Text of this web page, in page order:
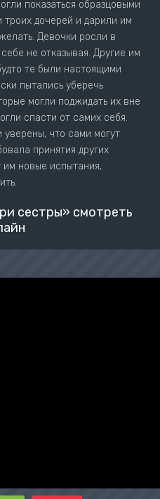
показаться образцовыми
дочерей и дарили им
Девочки росли в
не отказывая. Другие им
те были настоящими
пытались уберечь
могли поджидать их вне
спасти от самих себя.
что сами могут
принятия других
им новые испытания,
сестры» смотреть